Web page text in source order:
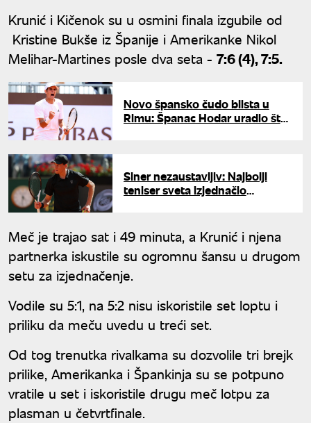
Krunić i Kičenok su u osmini finala izgubile od
Kristine Bukše iz Španije i Amerikanke Nikol
Melihar-Martines posle dva seta - 7:6 (4), 7:5.
Novo špansko čudo blista u
Rimu: Španac Hodar uradio što
Siner nezaustavljiv: Najbolji
teniser sveta izjednačio
Meč je trajao sat i 49 minuta, a Krunić i njena
partnerka iskustile su ogromnu šansu u drugom
setu za izjednačenje.
Vodile su 5:1, na 5:2 nisu iskoristile set loptu i
priliku da meču uvedu u treći set.
Od tog trenutka rivalkama su dozvolile tri brejk
prilike, Amerikanka i Špankinja su se potpuno
vratile u set i iskoristile drugu meč lotpu za
plasman u četvrtfinale.